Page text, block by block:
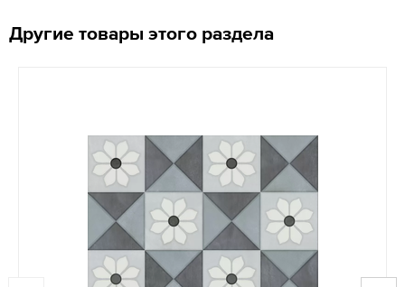
Другие товары этого раздела